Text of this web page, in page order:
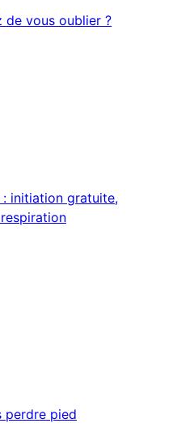
de vous oublier ?
initiation gratuite,
perdre pied